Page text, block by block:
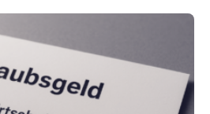
man nur die Gründungen
liegt Leipzig an der Spitze. In
die meisten Personen in eine
dahinter folgten die
und Köln. Betrachtet man